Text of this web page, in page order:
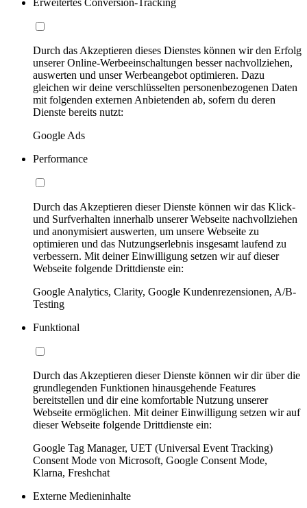
Durch das Akzeptieren dieses Dienstes können wir den Erfolg
unserer Online-Werbeeinschaltungen besser nachvollziehen,
auswerten und unser Werbeangebot optimieren. Dazu
gleichen wir deine verschlüsselten personenbezogenen Daten
mit folgenden externen Anbietenden ab, sofern du deren
Dienste bereits nutzt:
Google Ads
Performance
Durch das Akzeptieren dieser Dienste können wir das Klick-
und Surfverhalten innerhalb unserer Webseite nachvollziehen
und anonymisiert auswerten, um unsere Webseite zu
optimieren und das Nutzungserlebnis insgesamt laufend zu
verbessern. Mit deiner Einwilligung setzen wir auf dieser
Webseite folgende Drittdienste ein:
Google Analytics, Clarity, Google Kundenrezensionen, A/B-
Testing
Funktional
Durch das Akzeptieren dieser Dienste können wir dir über die
grundlegenden Funktionen hinausgehende Features
bereitstellen und dir eine komfortable Nutzung unserer
Webseite ermöglichen. Mit deiner Einwilligung setzen wir auf
dieser Webseite folgende Drittdienste ein:
Google Tag Manager, UET (Universal Event Tracking)
Consent Mode von Microsoft, Google Consent Mode,
Klarna, Freshchat
Externe Medieninhalte